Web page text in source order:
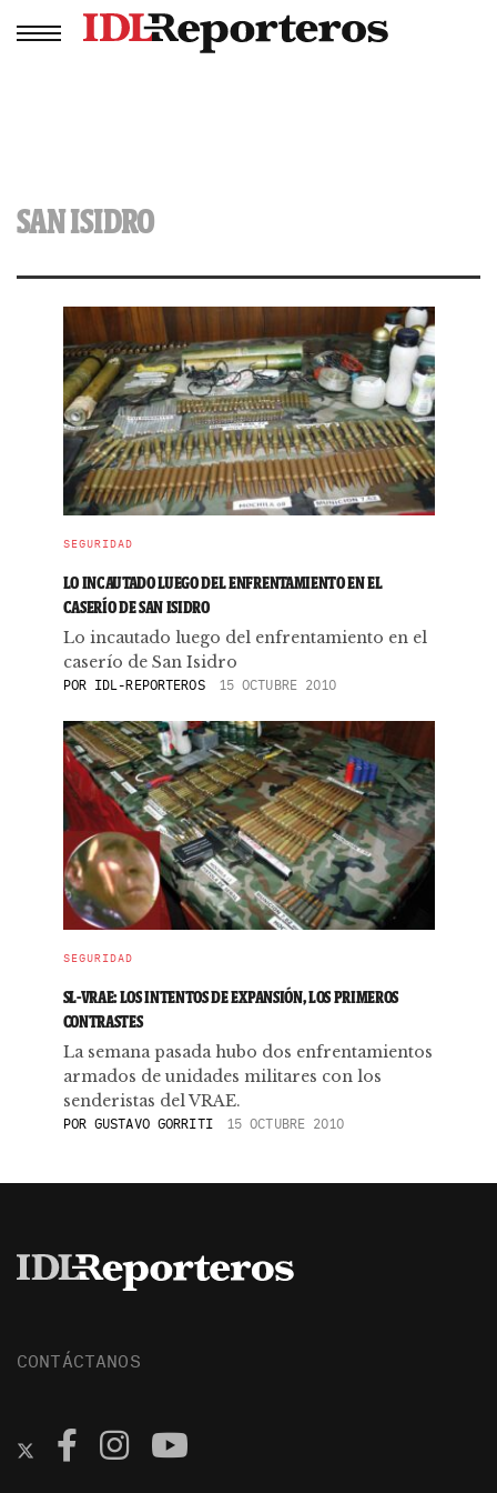
SAN ISIDRO
SEGURIDAD
LO INCAUTADO LUEGO DEL ENFRENTAMIENTO EN EL
CASERÍO DE SAN ISIDRO
Lo incautado luego del enfrentamiento en el
caserío de San Isidro
POR IDL-REPORTEROS 15 OCTUBRE 2010
SEGURIDAD
SL-VRAE: LOS INTENTOS DE EXPANSIÓN, LOS PRIMEROS
CONTRASTES
La semana pasada hubo dos enfrentamientos
armados de unidades militares con los
senderistas del VRAE.
POR GUSTAVO GORRITI 15 OCTUBRE 2010
CONTÁCTANOS